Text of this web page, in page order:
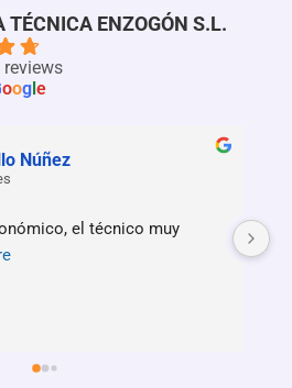
TÉCNICA ENZOGÓN S.L.
reviews
oog e
Núñez
el técnico muy